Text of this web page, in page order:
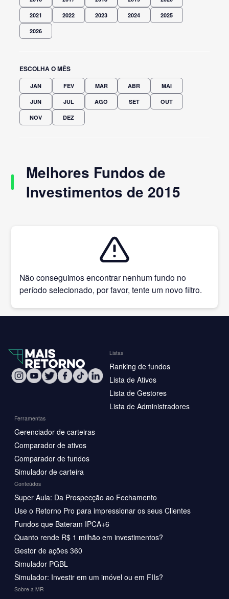
2021 2022 2023 2024 2025
2026
ESCOLHA O MÊS
JAN FEV MAR ABR MAI
JUN JUL AGO SET OUT
NOV DEZ
Melhores Fundos de
Investimentos de 2015
Não conseguimos encontrar nenhum fundo no
período selecionado, por favor, tente um novo filtro.
Listas
Ranking de fundos
Lista de Ativos
Lista de Gestores
Lista de Administradores
Ferramentas
Gerenciador de carteiras
Comparador de ativos
Comparador de fundos
Simulador de carteira
Conteúdos
Super Aula: Da Prospecção ao Fechamento
Use o Retorno Pro para impressionar os seus Clientes
Fundos que Bateram IPCA+6
Quanto rende R$ 1 milhão em investimentos?
Gestor de ações 360
Simulador PGBL
Simulador: Investir em um imóvel ou em FIIs?
Sobre a MR